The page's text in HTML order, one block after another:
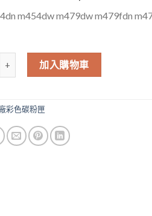
價
NT$9,853.00。
價
m454dw m479dw m479fdn
青色 原廠高容量碳粉匣
加入購物車
彩色碳粉匣